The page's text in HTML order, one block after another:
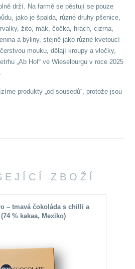
drží. Na farmě se pěstují se pouze
jako je špalda, různé druhy pšenice,
žito, mák, čočka, hrách, cizrna,
a byliny, stejně jako různé kvetoucí
mouku, dělají kroupy a vločky,
„Ab Hof“ ve Wieselburgu v roce 2025
produkty „od sousedů“, protože jsou
ZBOŽÍ
– tmavá čokoláda s chilli a
% kakaa, Mexiko)